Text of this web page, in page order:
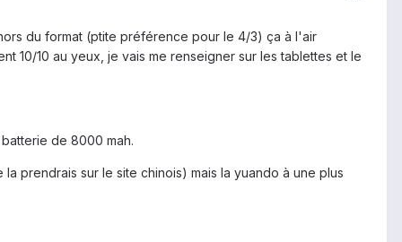
du format (ptite préférence pour le 4/3) ça à l'air
10/10 au yeux, je vais me renseigner sur les tablettes et le
de 8000 mah.
prendrais sur le site chinois) mais la yuando à une plus